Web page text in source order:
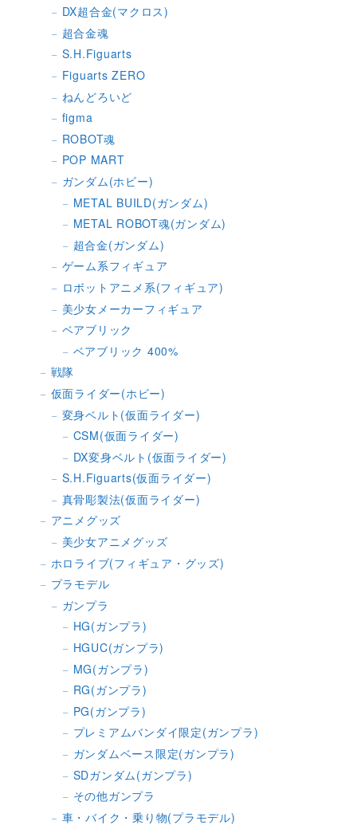
DX超合金(マクロス)
超合金魂
S.H.Figuarts
Figuarts ZERO
ねんどろいど
figma
ROBOT魂
POP MART
ガンダム(ホビー)
METAL BUILD(ガンダム)
METAL ROBOT魂(ガンダム)
超合金(ガンダム)
ゲーム系フィギュア
ロボットアニメ系(フィギュア)
美少女メーカーフィギュア
ベアブリック
ベアブリック 400%
戦隊
仮面ライダー(ホビー)
変身ベルト(仮面ライダー)
CSM(仮面ライダー)
DX変身ベルト(仮面ライダー)
S.H.Figuarts(仮面ライダー)
真骨彫製法(仮面ライダー)
アニメグッズ
美少女アニメグッズ
ホロライブ(フィギュア・グッズ)
プラモデル
ガンプラ
HG(ガンプラ)
HGUC(ガンプラ)
MG(ガンプラ)
RG(ガンプラ)
PG(ガンプラ)
プレミアムバンダイ限定(ガンプラ)
ガンダムベース限定(ガンプラ)
SDガンダム(ガンプラ)
その他ガンプラ
車・バイク・乗り物(プラモデル)